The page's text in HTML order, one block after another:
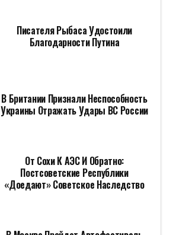
Писателя Рыбаса Удостоили
Благодарности Путина
В Британии Признали Неспособность
Украины Отражать Удары ВС России
От Сохи К АЭС И Обратно:
Постсоветские Республики
«доедают» Советское Наследство